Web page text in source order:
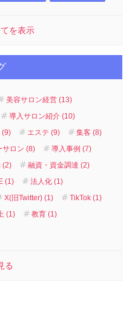
を表示
美容サロン経営 (13)
導入サロン紹介 (10)
(9) エステ (9)
集客 (8)
サロン (8)
導入事例 (7)
(2)
融資・資金調達 (2)
(1)
法人化 (1)
X(旧Twitter) (1)
TikTok (1)
(1)
教育 (1)
る